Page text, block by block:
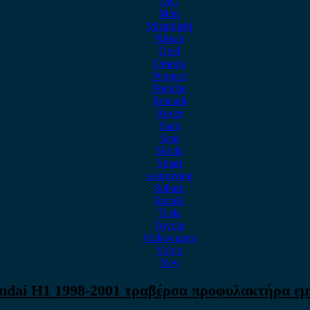
Mini
Mitsubishi
Nissan
Opel
Omoda
Peugeot
Porsche
Renault
Rover
Saab
Seat
Skoda
Smart
ssangyong
Subaru
Suzuki
Tesla
Toyota
Volkswagen
Volvo
Xev
H1 1998-2001 τραβέρσα προφυλακτήρα